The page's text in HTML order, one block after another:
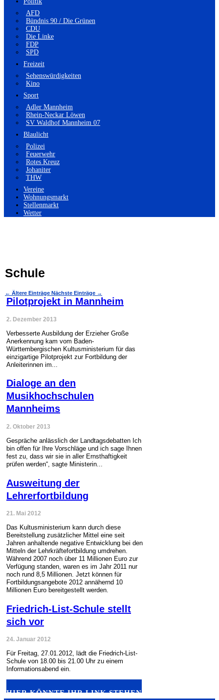
AFD
Bündnis 90 / Die Grünen
CDU
Die Linke
FDP
SPD
Freizeit
Sehenswürdigkeiten
Kino
Sport
Adler Mannheim
Rhein-Neckar Löwen
SV Waldhof Mannheim 07
Blaulicht
Polizei
Feuerwehr
Rotes Kreuz
Johaniter
THW
Vereine
Wohnungsmarkt
Stellenmarkt
Wetter
Schule
← Ältere Einträge Nächste Einträge →
Pilotprojekt in Mannheim
2. Dezember 2013
Verbesserte Ausbildung der Erzieher Große
Anerkennung kam vom Baden-
Württembergischen Kultusministerium für das
einzigartige Pilotprojekt zur Fortbildung der
Anleiterinnen im...
Dialoge an den
Musikhochschulen
Mannheims
2. Oktober 2013
Gespräche anlässlich der Landtagsdebatten Ich
bin offen für Ihre Vorschläge und ich sage Ihnen
fest zu, dass wir sie in aller Ernsthaftigkeit
prüfen werden“, sagte Ministerin...
Ausweitung der
Lehrerfortbildung
21. Mai 2012
Das Kultusministerium kann durch diese
Bereitstellung zusätzlicher Mittel eine seit
Jahren anhaltende negative Entwicklung bei den
Mitteln der Lehrkräftefortbildung umdrehen.
Während 2007 noch über 11 Millionen Euro zur
Verfügung standen, waren es im Jahr 2011 nur
noch rund 8,5 Millionen. Jetzt können für
Fortbildungsangebote 2012 annähernd 10
Millionen Euro bereitgestellt werden.
Friedrich-List-Schule stellt
sich vor
24. Januar 2012
Für Freitag, 27.01.2012, lädt die Friedrich-List-
Schule von 18.00 bis 21.00 Uhr zu einem
Informationsabend ein.
HIER KÖNNTE IHR LINK STEHEN